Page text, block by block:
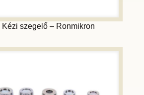
Kézi szegelő – Ronmikron